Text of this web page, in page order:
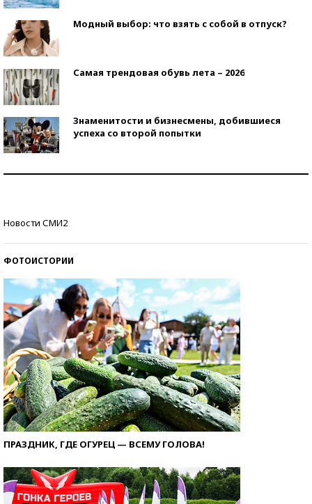
Модный выбор: что взять с собой в отпуск?
Самая трендовая обувь лета – 2026
Знаменитости и бизнесмены, добившиеся
успеха со второй попытки
Новости СМИ2
ФОТОИСТОРИИ
ПРАЗДНИК, ГДЕ ОГУРЕЦ — ВСЕМУ ГОЛОВА!